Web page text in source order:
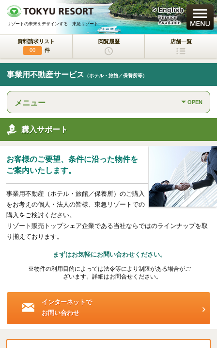
リゾートの未来をデザインする - 東急リゾート
> English
Service
Available
資料請求リスト
00
件
閲覧履歴 店舗一覧
事業用不動産サービス （ホテル・旅館／保養所等）
メニュー OPEN
購入サポート
お客様のご要望、条件に沿った物件を
ご案内いたします。
事業用不動産（ホテル・旅館／保養所）のご購入
をお考えの個人・法人の皆様、東急リゾートでの
購入をご検討ください。
リゾート販売トップシェア企業である当社ならではのラインナップを取
り揃えております。
まずはお気軽にお問い合わせください。
※物件の利用目的によっては法令等により制限がある場合がご
ざいます。詳細はお問合せください。
インターネットで
お問い合わせ
買いたい
新規・新築マンション
中古物件
一戸建て/マンション/土地
東急ハーヴェストクラブ
会員制リゾートホテル
ホテルコンドミニアム
所有するリゾートから
事業用不動産サービス
（ホテル・旅館／保養所等）
海外事業（ハワイ）
海外事業（フィリピン）
査定をしてほしい
売却方法等について相談したい